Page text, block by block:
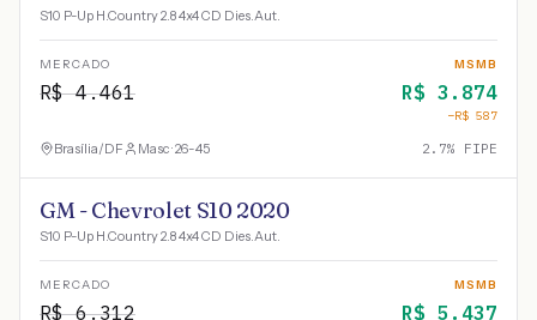
S10 P-Up H.Country 2.8 4x4 CD Dies.Aut.
MERCADO
R$4.461
MSMB
R$ 3.874
−R$ 587
Brasília/DF Masc · 26-45 2.7% FIPE
GM - Chevrolet S10 2020
S10 P-Up H.Country 2.8 4x4 CD Dies.Aut.
MERCADO
R$6.312
MSMB
R$ 5.437